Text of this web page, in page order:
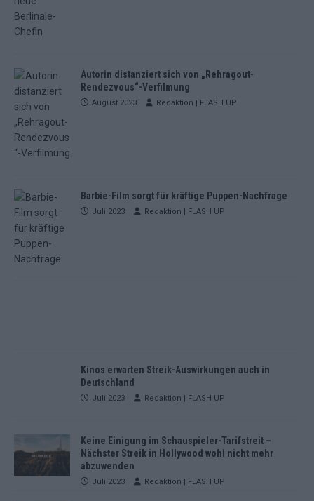
Autorin distanziert sich von „Rehragout-
Rendezvous“-Verfilmung
August 2023 Redaktion | FLASH UP
Barbie-Film sorgt für kräftige Puppen-Nachfrage
Juli 2023 Redaktion | FLASH UP
Kinos erwarten Streik-Auswirkungen auch in
Deutschland
Juli 2023 Redaktion | FLASH UP
Keine Einigung im Schauspieler-Tarifstreit –
Nächster Streik in Hollywood wohl nicht mehr
abzuwenden
Juli 2023 Redaktion | FLASH UP